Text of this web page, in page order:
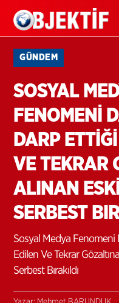
GÜNDEM
SOSYAL
FENOMENİ
DARP
VE TEKRAR
ALINAN
SERBEST
Sosyal Medya Fenomeni
Edilen Ve Tekrar
Serbest Bırakıldı